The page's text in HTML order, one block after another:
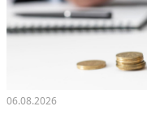
06.08.2026